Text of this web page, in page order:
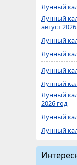
Лунный
Лунный
август
Лунный
Лунный
Лунный
Лунный
Лунный
2026 год
Лунный
Лунный